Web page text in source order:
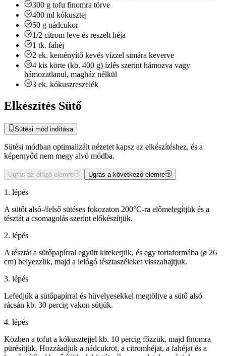
300 g tofu finomra törve
400 ml kókusztej
50 g nádcukor
1/2 citrom leve és reszelt héja
1 tk. fahéj
2 ek. keményítő kevés vízzel simára keverve
4 kis körte (kb. 400 g) ízlés szerint hámozva vagy
hámozatlanul, magház nélkül
3 ek. kókuszreszelék
Elkészítés Sütő
Sütési mód indítása
Sütési módban optimalizált nézetet kapsz az elkészítéshez, és a
képernyőd nem megy alvó módba.
Ugrás az előző elemre Ugrás a következő elemre
1. lépés
A sütőt alsó-/felső sütéses fokozaton 200°C-ra előmelegítjük és a
tésztát a csomagolás szerint előkészítjük.
2. lépés
A tésztát a sütőpapírral együtt kitekerjük, és egy tortaformába (ø 26
cm) helyezzük, majd a lelógó tésztaszéleket visszahajtjuk.
3. lépés
Lefedjük a sütőpapírral és hüvelyesekkel megtöltve a sütő alsó
rácsán kb. 30 percig vakon sütjük.
4. lépés
Közben a tofut a kókusztejjel kb. 10 percig főzzük, majd finomra
pürésítjük. Hozzáadjuk a nádcukrot, a citromhéjat, a fahéjat és a